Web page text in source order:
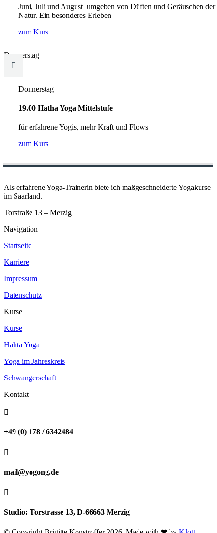
Juni, Juli und August umgeben von Düften und Geräuschen der
Natur. Ein besonderes Erleben
zum Kurs
Donnerstag

Donnerstag
19.00 Hatha Yoga Mittelstufe
für erfahrene Yogis, mehr Kraft und Flows
zum Kurs
Als erfahrene Yoga-Trainerin biete ich maßgeschneiderte Yogakurse
im Saarland.
Torstraße 13 – Merzig
Navigation
Startseite
Karriere
Impressum
Datenschutz
Kurse
Kurse
Hahta Yoga
Yoga im Jahreskreis
Schwangerschaft
Kontakt

+49 (0) 178 / 6342484

mail@yogong.de

Studio: Torstrasse 13, D-66663 Merzig